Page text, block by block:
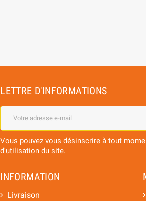
LETTRE D'INFORMATIONS
Vous pouvez vous désinscrire à tout
d'utilisation du site.
INFORMATION
Livraison